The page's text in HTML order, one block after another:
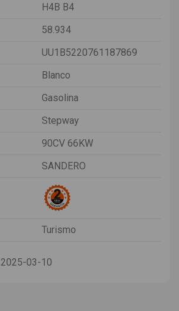
H4B B4
58.934
UU1B5220761187869
Blanco
Gasolina
Stepway
90CV 66KW
SANDERO
Turismo
2025-03-10